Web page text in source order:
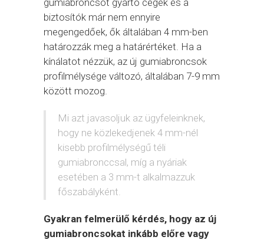
biztosítók már nem ennyire
megengedőek, ők általában 4 mm-ben
határozzák meg a határértéket. Ha a
kínálatot nézzük, az új gumiabroncsok
profilmélysége változó, általában 7-9 mm
között mozog.
Mi azt javasoljuk az ügyfeleinknek,
hogy ne közlekedjenek 4 mm-nél
kisebb profilmélységű téli
gumiabronccsal, míg a nyáriak
esetében a 3 mm-t alkalmazzuk
főszabályként.
Gyakran felmerülő kérdés, hogy az új
gumiabroncsokat inkább előre vagy